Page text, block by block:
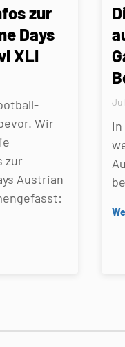
zur
Days
XLI
Wir
zur
Austrian